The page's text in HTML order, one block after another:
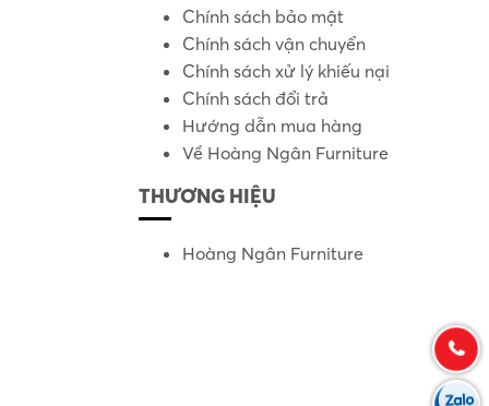
Chính sách bảo mật
Chính sách vận chuyển
Chính sách xử lý khiếu nại
Chính sách đổi trả
Hướng dẫn mua hàng
Về Hoàng Ngân Furniture
THƯƠNG HIỆU
Hoàng Ngân Furniture